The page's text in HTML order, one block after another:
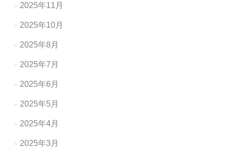
2025年11月
2025年10月
2025年8月
2025年7月
2025年6月
2025年5月
2025年4月
2025年3月